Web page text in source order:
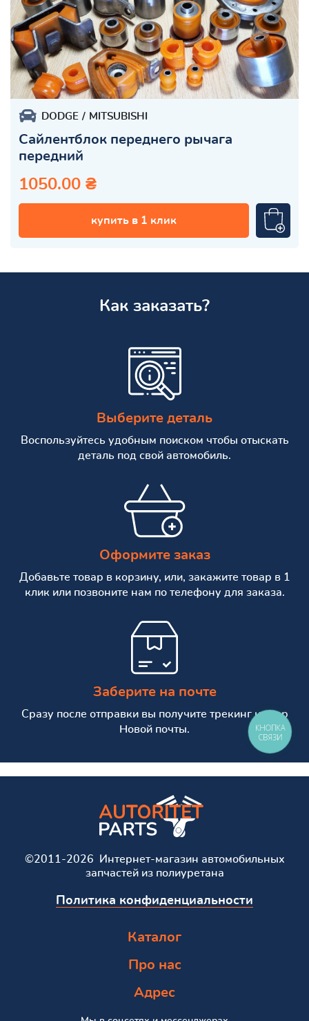
DODGE MITSUBISHI
Сайлентблок переднего рычага
передний
1050.00 ₴
купить в 1 клик
Как заказать?
Выберите деталь
Воспользуйтесь удобным поиском чтобы отыскать
деталь под свой автомобиль.
Оформите заказ
Добавьте товар в корзину, или, закажите товар в 1
клик или позвоните нам по телефону для заказа.
Заберите на почте
Сразу после отправки вы получите трекинг номер
Новой почты.
©2011-2026 Интернет-магазин автомобильных
запчастей из полиуретана
Политика конфиденциальности
Каталог
Про нас
Адрес
КНОПКА
СВЯЗИ